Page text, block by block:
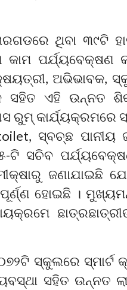
ଥିବା ୩୯ଟି
କାମ
ଅଭିଭାବକ,
ଏହି ଉନ୍ନତ
ରୁମ୍‌
ସ୍ବଚ୍ଛ
ଟି ସଚିବ
ଜଣାଯାଇଛି
ହୋଇଛି ।
ସ୍କୁଲରେ ସ୍ମାର୍ଟ
ସହିତ ଉନ୍ନତ